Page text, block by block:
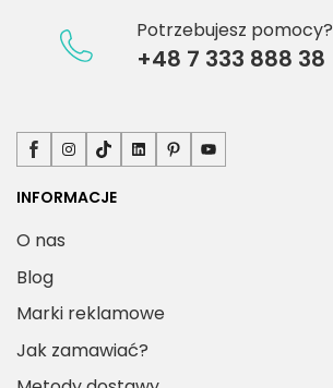
Potrzebujesz pomocy?
+48 7 333 888 38
Facebook
Instagram
TikTokLinkedInPinterestYouTube
INFORMACJE
O nas
Blog
Marki reklamowe
Jak zamawiać?